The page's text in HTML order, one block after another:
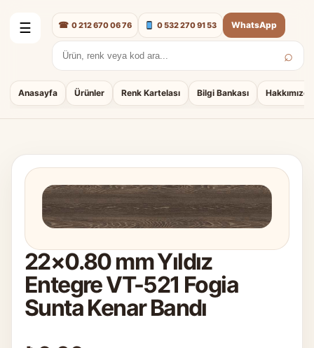
☰
Anasayfa Ürünler Renk Kartelası Bilgi Bankası Hakkımızda
Arama: ⌕
☎ 0 212 670 06 76 0 532 270 91 53 WhatsApp
22×0.80 mm Yıldız
Entegre VT-521 Fogia
Sunta Kenar Bandı